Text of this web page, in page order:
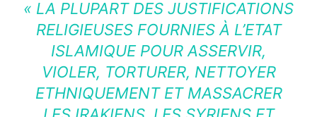
« LA PLUPART DES JUSTIFICATIONS
RELIGIEUSES FOURNIES À L’ETAT
ISLAMIQUE POUR ASSERVIR,
VIOLER, TORTURER, NETTOYER
ETHNIQUEMENT ET MASSACRER